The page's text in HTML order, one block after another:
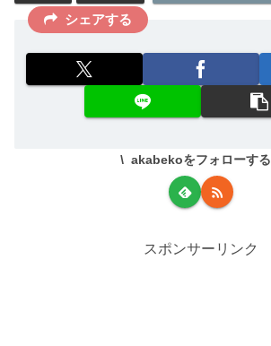
シェアする
akabekoをフォローする
スポンサーリンク